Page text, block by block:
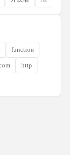
function
http